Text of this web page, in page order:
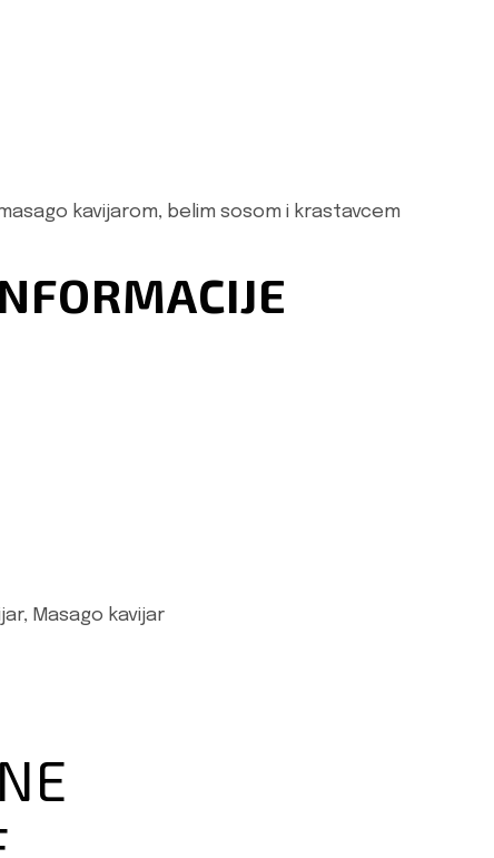
kavijarom, belim sosom i krastavcem
Masago kavijar